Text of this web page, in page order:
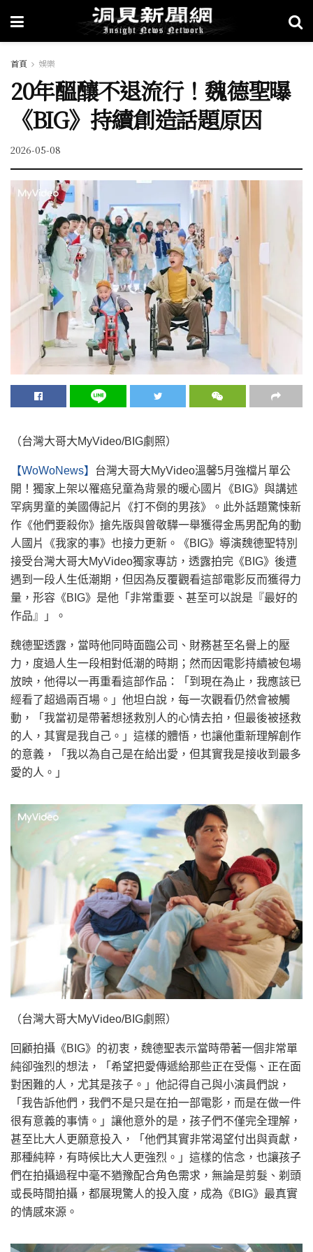
首頁 娛樂
20年醞釀不退流行！魏德聖曝
《BIG》持續創造話題原因
2026-05-08
（台灣大哥大MyVideo/BIG劇照）
【WoWoNews】 台灣大哥大MyVideo溫馨5月強檔片單公
開！獨家上架以罹癌兒童為背景的暖心國片《BIG》與講述
罕病男童的美國傳記片《打不倒的男孩》。此外話題驚悚新
作《他們要殺你》搶先版與曾敬驊一舉獲得金馬男配角的動
人國片《我家的事》也接力更新。《BIG》導演魏德聖特別
接受台灣大哥大MyVideo獨家專訪，透露拍完《BIG》後遭
遇到一段人生低潮期，但因為反覆觀看這部電影反而獲得力
量，形容《BIG》是他「非常重要、甚至可以說是『最好的
作品』」。
魏德聖透露，當時他同時面臨公司、財務甚至名譽上的壓
力，度過人生一段相對低潮的時期；然而因電影持續被包場
放映，他得以一再重看這部作品：「到現在為止，我應該已
經看了超過兩百場。」他坦白說，每一次觀看仍然會被觸
動，「我當初是帶著想拯救別人的心情去拍，但最後被拯救
的人，其實是我自己。」這樣的體悟，也讓他重新理解創作
的意義，「我以為自己是在給出愛，但其實我是接收到最多
愛的人。」
（台灣大哥大MyVideo/BIG劇照）
回顧拍攝《BIG》的初衷，魏德聖表示當時帶著一個非常單
純卻強烈的想法，「希望把愛傳遞給那些正在受傷、正在面
對困難的人，尤其是孩子。」他記得自己與小演員們說，
「我告訴他們，我們不是只是在拍一部電影，而是在做一件
很有意義的事情。」讓他意外的是，孩子們不僅完全理解，
甚至比大人更願意投入，「他們其實非常渴望付出與貢獻，
那種純粹，有時候比大人更強烈。」這樣的信念，也讓孩子
們在拍攝過程中毫不猶豫配合角色需求，無論是剪髮、剃頭
或長時間拍攝，都展現驚人的投入度，成為《BIG》最真實
的情感來源。